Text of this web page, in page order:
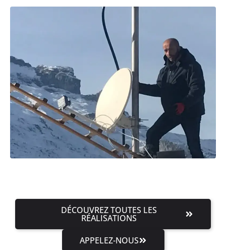
DÉCOUVREZ TOUTES LES
RÉALISATIONS
APPELEZ-NOUS